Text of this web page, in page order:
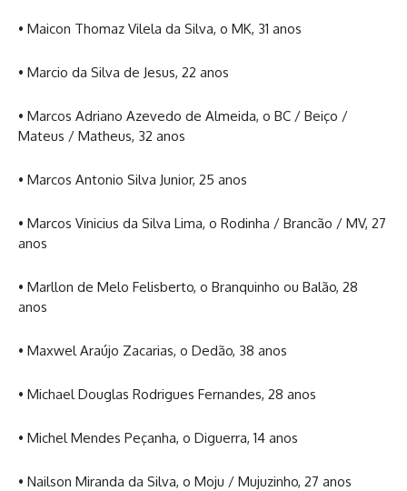
• Maicon Thomaz Vilela da Silva, o MK, 31 anos
• Marcio da Silva de Jesus, 22 anos
• Marcos Adriano Azevedo de Almeida, o BC / Beiço /
Mateus / Matheus, 32 anos
• Marcos Antonio Silva Junior, 25 anos
• Marcos Vinicius da Silva Lima, o Rodinha / Brancão / MV, 27
anos
• Marllon de Melo Felisberto, o Branquinho ou Balão, 28
anos
• Maxwel Araújo Zacarias, o Dedão, 38 anos
• Michael Douglas Rodrigues Fernandes, 28 anos
• Michel Mendes Peçanha, o Diguerra, 14 anos
• Nailson Miranda da Silva, o Moju / Mujuzinho, 27 anos